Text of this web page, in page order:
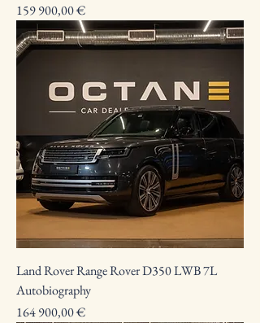
Preço
159 900,00 €
Land Rover Range Rover D350 LWB 7L
Autobiography
Preço
164 900,00 €